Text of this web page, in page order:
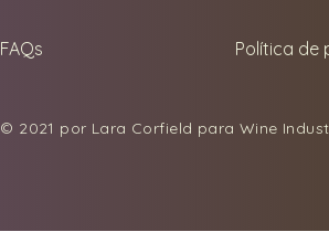
FAQs Política de
© 2021 por Lara Corfield para Wine